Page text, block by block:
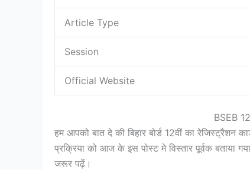
Article Type
Session
Official Website
BSEB
हम आपको बात दे की बिहार बोर्ड 12वीं का
प्रक्रिया को आज के इस पोस्ट मे विस्तार पूर्वक बताया
जरूर पढ़ें।